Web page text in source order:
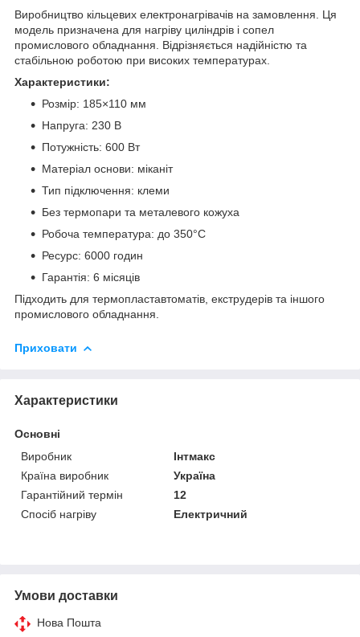
Виробництво кільцевих електронагрівачів на замовлення. Ця
модель призначена для нагріву циліндрів і сопел
промислового обладнання. Відрізняється надійністю та
стабільною роботою при високих температурах.
Характеристики:
Розмір: 185×110 мм
Напруга: 230 В
Потужність: 600 Вт
Матеріал основи: міканіт
Тип підключення: клеми
Без термопари та металевого кожуха
Робоча температура: до 350°C
Ресурс: 6000 годин
Гарантія: 6 місяців
Підходить для термопластавтоматів, екструдерів та іншого
промислового обладнання.
Приховати
Характеристики
Основні
Виробник
Інтмакс
Країна виробник
Україна
Гарантійний термін
12
Спосіб нагріву
Електричний
Умови доставки
Нова Пошта